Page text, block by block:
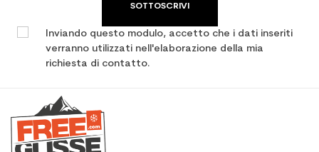
SOTTOSCRIVI
Inviando questo modulo, accetto che i dati inseriti
verranno utilizzati nell'elaborazione della mia
richiesta di contatto.